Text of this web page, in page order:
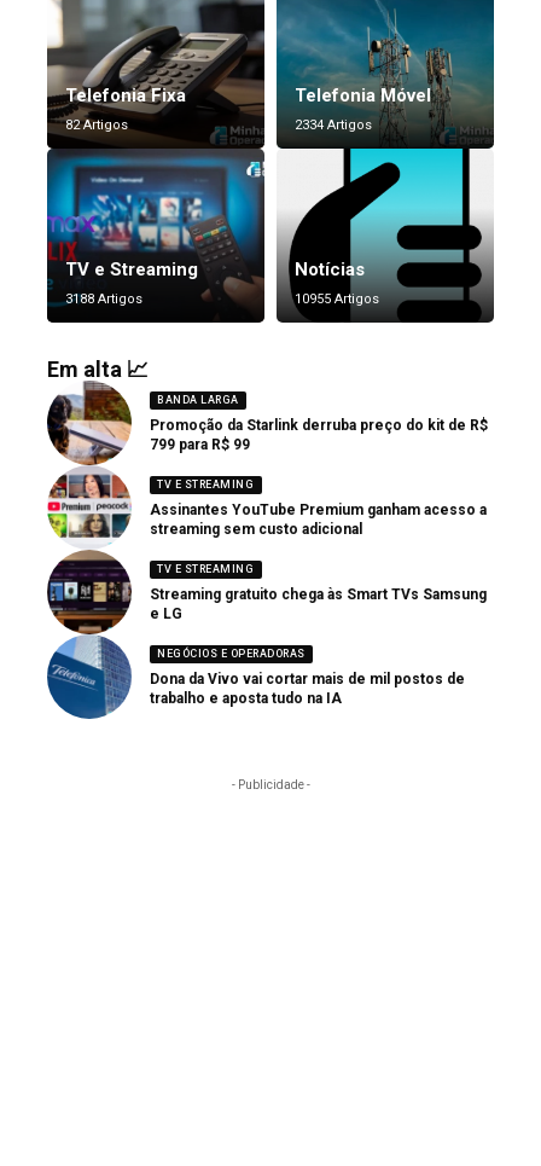
Telefonia Fixa
82 Artigos
Telefonia Móvel
2334 Artigos
TV e Streaming
3188 Artigos
Notícias
10955 Artigos
Em alta 📈
BANDA LARGA
Promoção da Starlink derruba preço do kit de R$
799 para R$ 99
TV E STREAMING
Assinantes YouTube Premium ganham acesso a
streaming sem custo adicional
TV E STREAMING
Streaming gratuito chega às Smart TVs Samsung
e LG
NEGÓCIOS E OPERADORAS
Dona da Vivo vai cortar mais de mil postos de
trabalho e aposta tudo na IA
- Publicidade -